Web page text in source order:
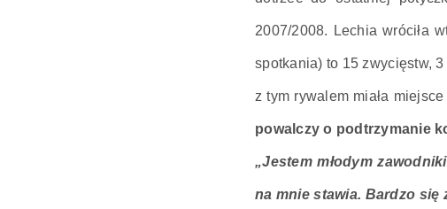
2007/2008. Lechia wróciła
spotkania) to 15 zwycięstw,
z tym rywalem miała
powalczy o podtrzymanie
„Jestem młodym
na mnie stawia. Bardzo się